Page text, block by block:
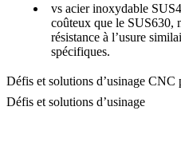
vs acier inoxydable
coûteux que le SUS630,
résistance à l’usure
spécifiques.
Défis et solutions d’usinage
Défis et solutions d’usinage